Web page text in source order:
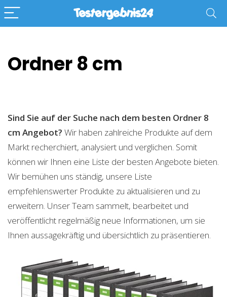
Ordner 8 cm
Sind Sie auf der Suche nach dem besten Ordner 8
cm Angebot? Wir haben zahlreiche Produkte auf dem
Markt recherchiert, analysiert und verglichen. Somit
können wir Ihnen eine Liste der besten Angebote bieten.
Wir bemühen uns ständig, unsere Liste
empfehlenswerter Produkte zu aktualisieren und zu
erweitern. Unser Team sammelt, bearbeitet und
veröffentlicht regelmäßig neue Informationen, um sie
Ihnen aussagekräftig und übersichtlich zu präsentieren.